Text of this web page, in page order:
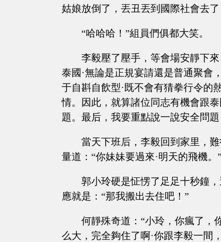
姑娘放倒了，丟丑丟到國際社會去了
“哈哈哈！”組員們俱都大笑。
李毅壓了壓手，等會場安靜下
泰國·無論是正規宴請還是普通聚會
于自斟自飲型·既不會有猜拳行令的
情。因此，就算諸位同志有機會跟
題。最后，我要重點說一說安全問題
當天下班后，李毅回到家里，
量道：“你妹妹要過來·明天的飛機。
郭小玲硬是怔愣了足足十秒鐘
應就是：“那我搬出去住吧！”
何靜殊奇道：“小玲，你瘋了，
么大，完全夠住了啊·你跟李毅一間